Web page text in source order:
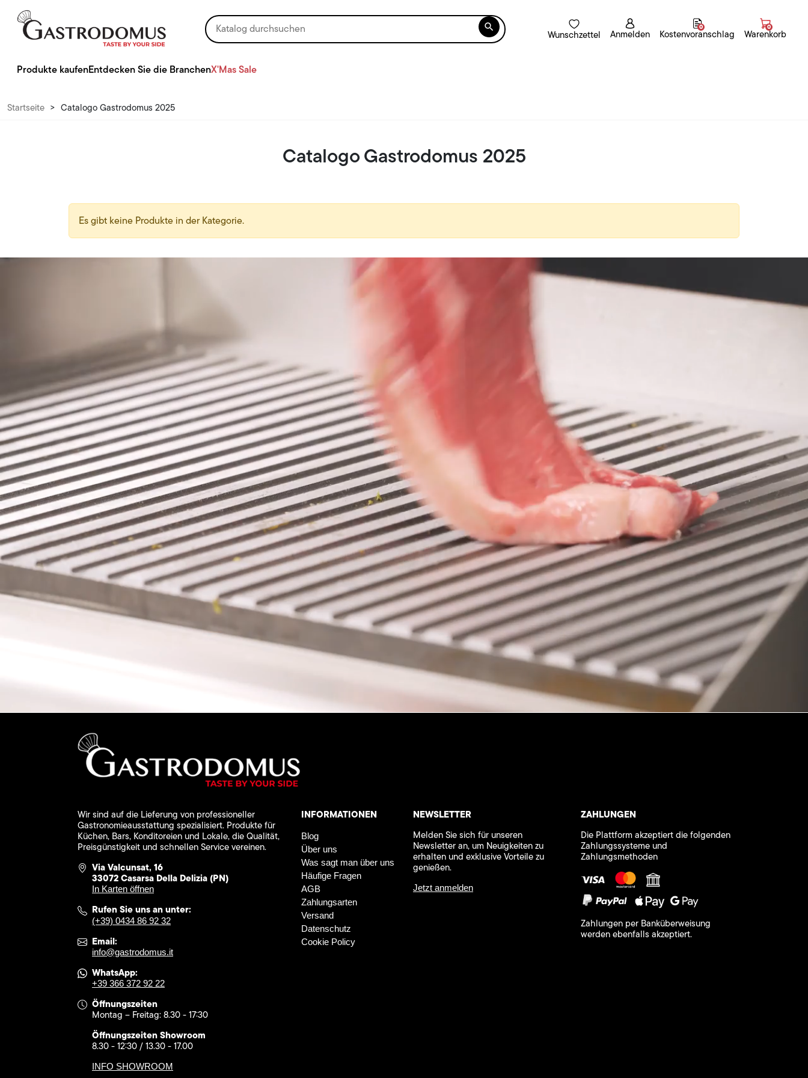

Wunschzettel Anmelden Kostenvoranschlag
0
Warenkorb
0
Produkte kaufenEntdecken Sie die BranchenX'Mas Sale
Startseite > Catalogo Gastrodomus 2025
Catalogo Gastrodomus 2025
Es gibt keine Produkte in der Kategorie.
Wir sind auf die Lieferung von professioneller
Gastronomieausstattung spezialisiert. Produkte für
Küchen, Bars, Konditoreien und Lokale, die Qualität,
Preisgünstigkeit und schnellen Service vereinen.
Via Valcunsat, 16
33072 Casarsa Della Delizia (PN)
In Karten öffnen
Rufen Sie uns an unter:
(+39) 0434 86 92 32
Email:
info@gastrodomus.it
WhatsApp:
+39 366 372 92 22
Öffnungszeiten
Montag – Freitag: 8.30 - 17:30
Öffnungszeiten Showroom
8.30 - 12:30 / 13.30 - 17.00
INFO SHOWROOM
INFORMATIONEN
Blog
Über uns
Was sagt man über uns
Häufige Fragen
AGB
Zahlungsarten
Versand
Datenschutz
Cookie Policy
NEWSLETTER
Melden Sie sich für unseren
Newsletter an, um Neuigkeiten zu
erhalten und exklusive Vorteile zu
genießen.
Jetzt anmelden
ZAHLUNGEN
Die Plattform akzeptiert die folgenden
Zahlungssysteme und
Zahlungsmethoden
Zahlungen per Banküberweisung
werden ebenfalls akzeptiert.